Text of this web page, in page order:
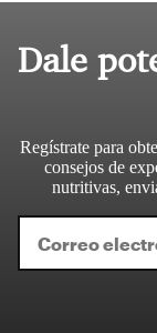
Dale
Regístrate para
consejos de
nutritivas,